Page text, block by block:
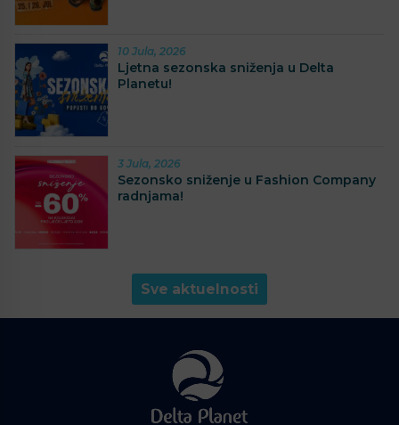
10 Jula, 2026
Ljetna sezonska sniženja u Delta
Planetu!
3 Jula, 2026
Sezonsko sniženje u Fashion Company
radnjama!
Sve aktuelnosti